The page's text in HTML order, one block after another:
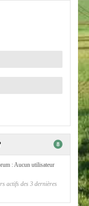
8
: Aucun utilisateur
actifs des 3 dernières